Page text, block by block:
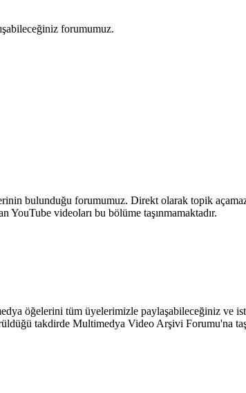
forumumuz.
bulunduğu forumumuz. Direkt olarak topik
YouTube videoları bu bölüme taşınmamaktadır.
öğelerini tüm üyelerimizle paylaşabileceğiniz ve
takdirde Multimedya Video Arşivi Forumu'na